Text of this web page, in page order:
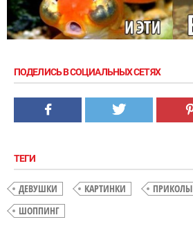
ПОДЕЛИСЬ В СОЦИАЛЬНЫХ СЕТЯХ
ТЕГИ
ДЕВУШКИ КАРТИНКИ ПРИКОЛЫ
ШОППИНГ